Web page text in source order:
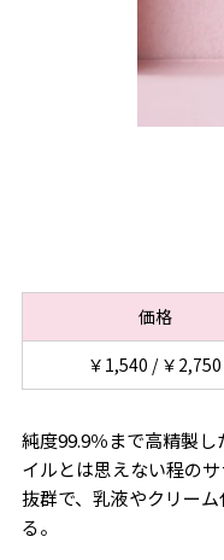
価格
￥1,540 / ￥2,750
純度99.9％まで高精製
イルとは思えない程の
抜群で、乳液やクリー
る。